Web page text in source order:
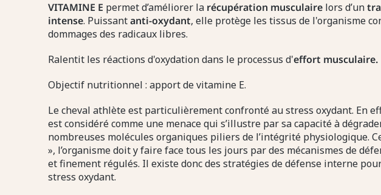
VITAMINE E permet d’améliorer la récupération musculairelors d’un
intense. Puissantanti-oxydant, elle protège les tissus de l'organisme
dommages des radicaux libres.
Ralentit les réactions d'oxydation dans le processus d'effort musculaire.
Objectif nutritionnel : apport de vitamine E.
Le cheval athlète est particulièrement confronté au stress oxydant. En
est considéré comme une menace qui s’illustre par sa capacité à
nombreuses molécules organiques piliers de l’intégrité physiologique.
», l’organisme doit y faire face tous les jours par des mécanismes de
et finement régulés. Il existe donc des stratégies de défense interne
stress oxydant.